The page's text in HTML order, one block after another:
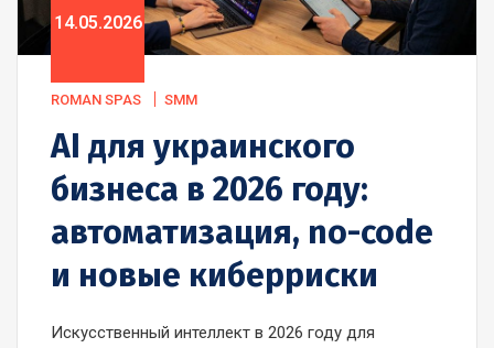
14.05.2026
ROMAN SPAS SMM
AI для украинского
бизнеса в 2026 году:
автоматизация, no-code
и новые киберриски
Искусственный интеллект в 2026 году для